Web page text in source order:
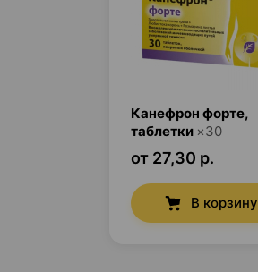
Канефрон форте,
таблетки ×30
от 27,30 р.
В корзину